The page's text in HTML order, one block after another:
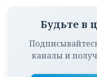
Будьте в
каналы и